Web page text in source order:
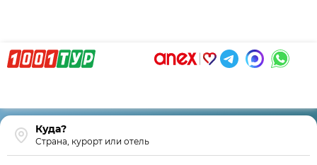
Страна, курорт или отель